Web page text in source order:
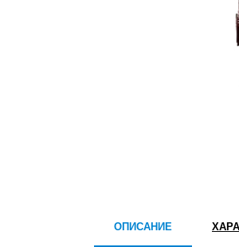
ОПИСАНИЕ